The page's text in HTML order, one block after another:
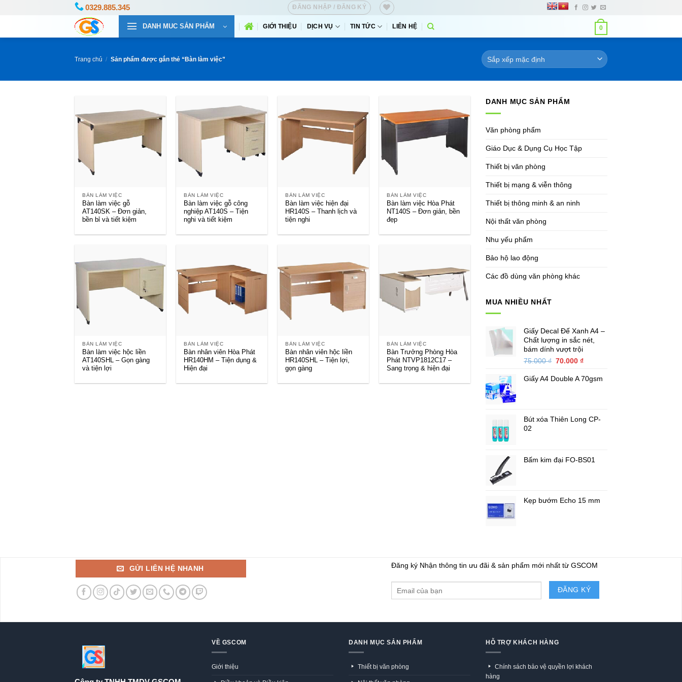
dung
0329.885.345 ĐĂNG NHẬP / ĐĂNG KÝ
DANH MUC SẢN PHẨM GIỚI THIỆU DỊCH VỤ TIN TỨC LIÊN HỆ 0
Trang chủ / Sản phẩm được gắn thẻ “Bàn làm việc”
BÀN LÀM VIỆC
Bàn làm việc gỗ
AT140SK – Đơn giản,
bền bỉ và tiết kiệm
BÀN LÀM VIỆC
Bàn làm việc gỗ công
nghiệp AT140S – Tiện
nghi và tiết kiệm
BÀN LÀM VIỆC
Bàn làm việc hiện đại
HR140S – Thanh lịch và
tiện nghi
BÀN LÀM VIỆC
Bàn làm việc Hòa Phát
NT140S – Đơn giản, bền
đẹp
BÀN LÀM VIỆC
Bàn làm việc hộc liền
AT140SHL – Gọn gàng
và tiện lợi
BÀN LÀM VIỆC
Bàn nhân viên Hòa Phát
HR140HM – Tiện dụng &
Hiện đại
BÀN LÀM VIỆC
Bàn nhân viên hộc liền
HR140SHL – Tiện lợi,
gọn gàng
BÀN LÀM VIỆC
Bàn Trưởng Phòng Hòa
Phát NTVP1812C17 –
Sang trọng & hiện đại
DANH MỤC SẢN PHẨM
Văn phòng phẩm
Giáo Dục & Dụng Cụ Học Tập
Thiết bị văn phòng
Thiết bị mạng & viễn thông
Thiết bị thông minh & an ninh
Nội thất văn phòng
Nhu yếu phẩm
Bảo hộ lao động
Các đồ dùng văn phòng khác
MUA NHIỀU NHẤT
Giấy Decal Đế Xanh A4 –
Chất lượng in sắc nét,
bám dính vượt trội
75.000₫ Giá
là:
70.000 ₫Giá
tại
Giấy A4 Double A 70gsm
Bút xóa Thiên Long CP-
02
Bấm kim đại FO-BS01
Kẹp bướm Echo 15 mm
GỬI LIÊN HỆ NHANH Đăng ký Nhận thông tin ưu đãi & sản phẩm mới nhất từ GSCOM
VỀ GSCOM
Giới thiệu
DANH MỤC SẢN PHẨM
Thiết bị văn phòng
HỖ TRỢ KHÁCH HÀNG
Chính sách bảo vệ quyền lợi khách
hàng